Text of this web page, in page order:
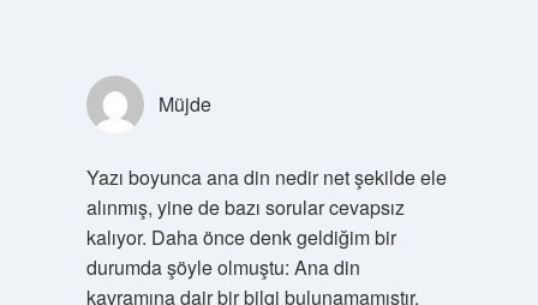
Müjde
Yazı boyunca ana din nedir net şekilde ele
alınmış, yine de bazı sorular cevapsız
kalıyor. Daha önce denk geldiğim bir
durumda şöyle olmuştu: Ana din
kavramına dair bir bilgi bulunamamıştır.